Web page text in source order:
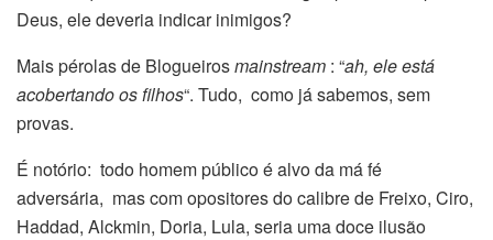
Deus, ele deveria indicar inimigos?
Mais pérolas de Blogueirosmainstream : “ah, ele está
acobertando os filhos“. Tudo, como já sabemos, sem
provas.
É notório: todo homem público é alvo da má fé
adversária, mas com opositores do calibre de Freixo, Ciro,
Haddad, Alckmin, Doria, Lula, seria uma doce ilusão